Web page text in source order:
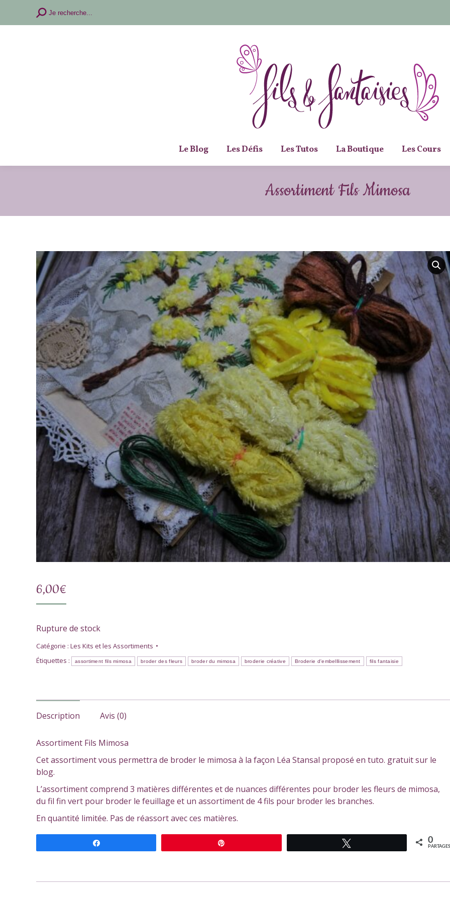
Recherche
Je recherche...
Le Blog Les Défis Les Tutos La Boutique Les Cours
Assortiment Fils Mimosa
6,00€
Rupture de stock
Catégorie : Les Kits et les Assortiments
Étiquettes :
assortiment fils mimosa broder des fleurs broder du mimosa broderie créative Broderie d'embelllissement fils fantaisie
Description Avis (0)
Assortiment Fils Mimosa
Cet assortiment vous permettra de broder le mimosa à la façon Léa Stansal proposé en tuto. gratuit sur le
blog.
L’assortiment comprend 3 matières différentes et de nuances différentes pour broder les fleurs de mimosa,
du fil fin vert pour broder le feuillage et un assortiment de 4 fils pour broder les branches.
En quantité limitée. Pas de réassort avec ces matières.
0
PARTAGES